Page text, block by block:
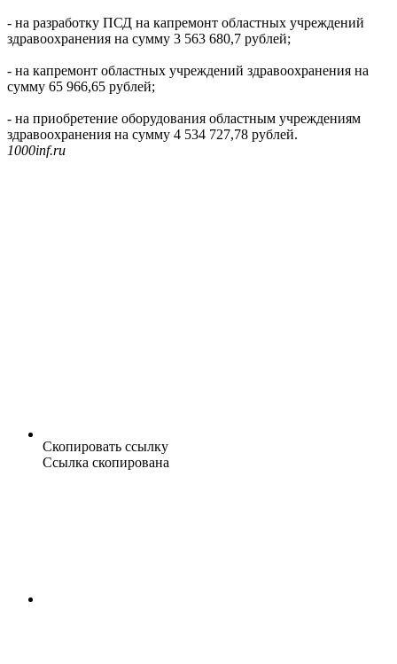
- на разработку ПСД на капремонт областных учреждений
здравоохранения на сумму 3 563 680,7 рублей;
- на капремонт областных учреждений здравоохранения на
сумму 65 966,65 рублей;
- на приобретение оборудования областным учреждениям
здравоохранения на сумму 4 534 727,78 рублей.
1000inf.ru
Скопировать ссылку
Ссылка скопирована